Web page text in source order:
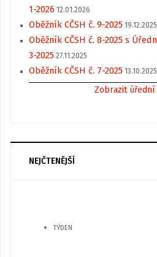
1-2026 12.01.2026
Oběžník CČSH č. 9-2025 19.12.2025
Oběžník CČSH č. 8-2025 s
3-2025 27.11.2025
Oběžník CČSH č. 7-2025 13.10.2025
Zobrazit úřední
NEJČTENĚJŠÍ
TÝDEN